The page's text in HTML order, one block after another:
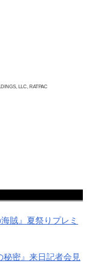
LLC, RATPAC
賊』夏祭りプレミ
秘密』来日記者会見